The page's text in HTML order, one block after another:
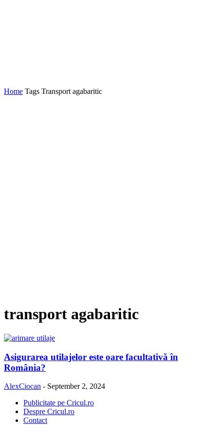
Home Tags Transport agabaritic
transport agabaritic
Asigurarea utilajelor este oare facultativă în
România?
AlexCiocan - September 2, 2024
Publicitate pe Cricul.ro
Despre Cricul.ro
Contact